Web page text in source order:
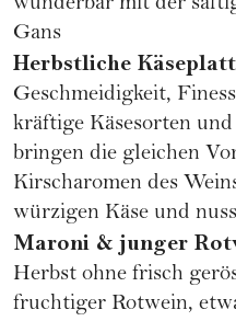
Gans
Herbstliche
Geschmeidigkeit,
kräftige Käsesorten
bringen die gleichen
Kirscharomen des
würzigen Käse und
Maroni & junger
Herbst ohne frisch
fruchtiger Rotwein,